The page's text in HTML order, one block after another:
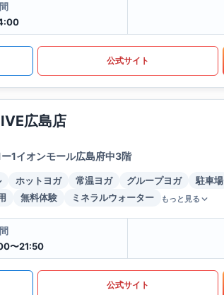
公式サイト
広島店
1イオンモール広島府中3階
ホットヨガ 常温ヨガ グループヨガ
駐車場
無料体験 ミネラルウォーター もっと見る
〜21:50
公式サイト